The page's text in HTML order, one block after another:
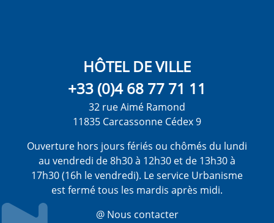
HÔTEL DE VILLE
+33 (0)4 68 77 71 11
32 rue Aimé Ramond
11835 Carcassonne Cédex 9
Ouverture hors jours fériés ou chômés du lundi
au vendredi de 8h30 à 12h30 et de 13h30 à
17h30 (16h le vendredi). Le service Urbanisme
est fermé tous les mardis après midi.
@ Nous contacter